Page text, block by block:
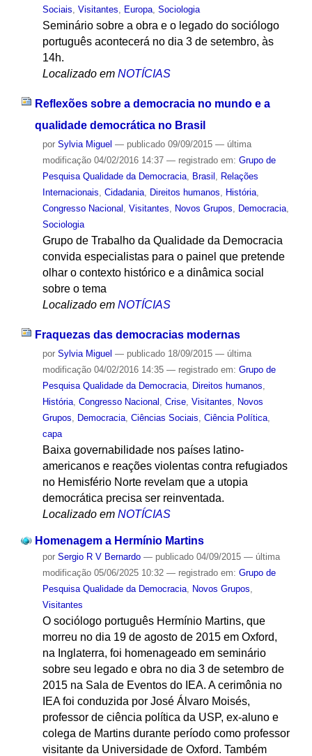
Sociais, Visitantes, Europa, Sociologia
Seminário sobre a obra e o legado do sociólogo
português acontecerá no dia 3 de setembro, às
14h.
Localizado em NOTÍCIAS
Reflexões sobre a democracia no mundo e a
qualidade democrática no Brasil
por Sylvia Miguel — publicado09/09/2015 — última
modificação04/02/2016 14:37 — registrado em: Grupo de
Pesquisa Qualidade da Democracia, Brasil , Relações
Internacionais, Cidadania, Direitos humanos, História,
Congresso Nacional , Visitantes, Novos Grupos, Democracia,
Sociologia
Grupo de Trabalho da Qualidade da Democracia
convida especialistas para o painel que pretende
olhar o contexto histórico e a dinâmica social
sobre o tema
Localizado em NOTÍCIAS
Fraquezas das democracias modernas
por Sylvia Miguel — publicado18/09/2015 — última
modificação04/02/2016 14:35 — registrado em: Grupo de
Pesquisa Qualidade da Democracia, Direitos humanos
História, Congresso Nacional Crise, Visitantes
Novos
Grupos
Democracia, Ciências Sociais Ciência Política,
capa
Baixa governabilidade nos países latino-
americanos e reações violentas contra refugiados
no Hemisfério Norte revelam que a utopia
democrática precisa ser reinventada.
Localizado em NOTÍCIAS
Homenagem a Hermínio Martins
por Sergio R V Bernardo — publicado04/09/2015 — última
modificação05/06/2025 10:32 — registrado em: Grupo de
Pesquisa Qualidade da Democracia, Novos Grupos,
Visitantes
O sociólogo português Hermínio Martins, que
morreu no dia 19 de agosto de 2015 em Oxford,
na Inglaterra, foi homenageado em seminário
sobre seu legado e obra no dia 3 de setembro de
2015 na Sala de Eventos do IEA. A cerimônia no
IEA foi conduzida por José Álvaro Moisés,
professor de ciência política da USP, ex-aluno e
colega de Martins durante período como professor
visitante da Universidade de Oxford. Também